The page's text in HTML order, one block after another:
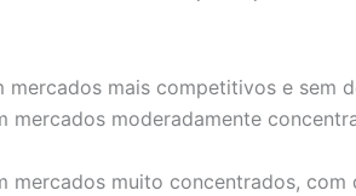
mercados mais competitivos e sem
mercados moderadamente
mercados muito concentrados,